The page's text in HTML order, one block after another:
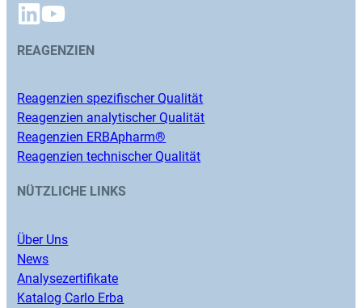
REAGENZIEN
Reagenzien spezifischer Qualität
Reagenzien analytischer Qualität
Reagenzien ERBApharm®
Reagenzien technischer Qualität
NÜTZLICHE LINKS
Über Uns
News
Analysezertifikate
Katalog Carlo Erba